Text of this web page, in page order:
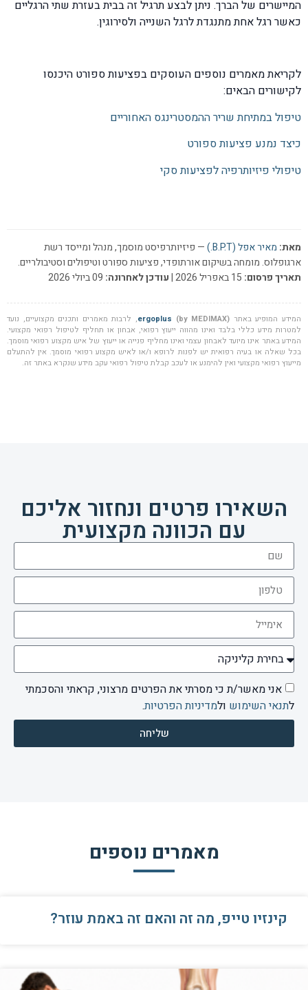
המיישרים של הברך. ניתן לבצע תרגיל זה בבית בעזרת שתי הרגליים
כאשר רגל אחת מתנגדת לרגל השנייה ולסירוגין.
לקריאת מאמרים נוספים העוסקים בפציעות ספורט היכנסו
לקישורים הבאים:
טיפול במתיחת שריר ההמסטרינגס האחוריים
כיצד נמנע פציעות ספורט
טיפולי פיזיותרפיה לפציעות סקי
מאת: מאיר אפל (B.P.T.)
— פיזיותרפיסט מוסמך, מנהל ומייסד רשת
ארגופלוס. מומחה בשיקום אורתופדי, פציעות ספורט וטיפולים וסטיבולריים.
תאריך פרסום:
עודכן לאחרונה:
המידע המופיע באתר ergoplus (by MEDIMAX)
, לרבות מאמרים ותכנים מקצועיים, נועד
למטרות מידע כללי בלבד ואינו מהווה ייעוץ רפואי, אבחון או תחליף לטיפול רפואי מקצועי.
המידע באתר אינו מיועד לאבחון עצמי ואינו מחליף פנייה או ייעוץ של איש מקצוע רפואי מוסמך.
בכל שאלה או בעיה רפואית יש לפנות לרופא ו/או לאיש מקצוע רפואי מוסמך. אין להתעלם
מייעוץ רפואי מקצועי ואין להימנע או לעכב קבלת טיפול רפואי עקב מידע שנקרא באתר זה.
השאירו פרטים ונחזור אליכם
עם הכוונה מקצועית
אני מאשר/ת כי מסרתי את הפרטים מרצוני, קראתי והסכמתי
לתנאי השימוש ולמדיניות הפרטיות.
שליחה
מאמרים נוספים
קינזיו טייפ, מה זה והאם זה באמת עוזר?